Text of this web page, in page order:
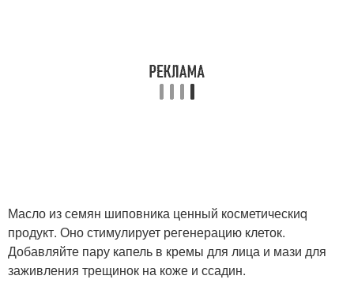
Масло из семян шиповника ценный косметическиq
продукт. Оно стимулирует регенерацию клеток.
Добавляйте пару капель в кремы для лица и мази для
заживления трещинок на коже и ссадин.